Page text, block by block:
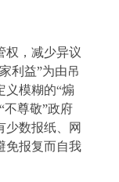
权，减少异议
利益”为由吊
义模糊的“煽
不尊敬”政府
少数报纸、网
免报复而自我